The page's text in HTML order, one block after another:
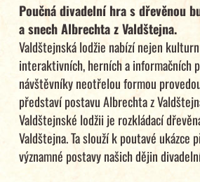
Poučná divadelní hra s dřevěnou
a snech Albrechta z Valdštejna.
Valdštejnská lodžie nabízí nejen
interaktivních, herních a informačních
návštěvníky neotřelou formou
představí postavu Albrechta z
Valdštejnské lodžii je rozkládací
Valdštejna. Ta slouží k poutavé ukázce
významné postavy našich dějin